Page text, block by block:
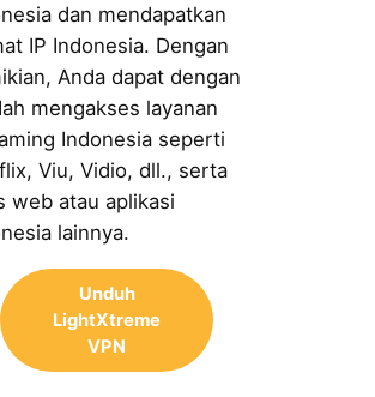
dan mendapatkan
IP Indonesia. Dengan
Anda dapat dengan
mengakses layanan
Indonesia seperti
Viu, Vidio, dll., serta
web atau aplikasi
lainnya.
Unduh
LightXtreme
VPN